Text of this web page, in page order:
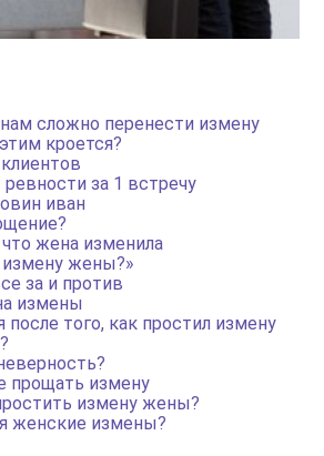
сложно перенести измену
кроется?
за 1 встречу
иван
жена изменила
измену жены?»
за и против
измены
после того, как простил измену
прощать измену
измену жены?
женские измены?